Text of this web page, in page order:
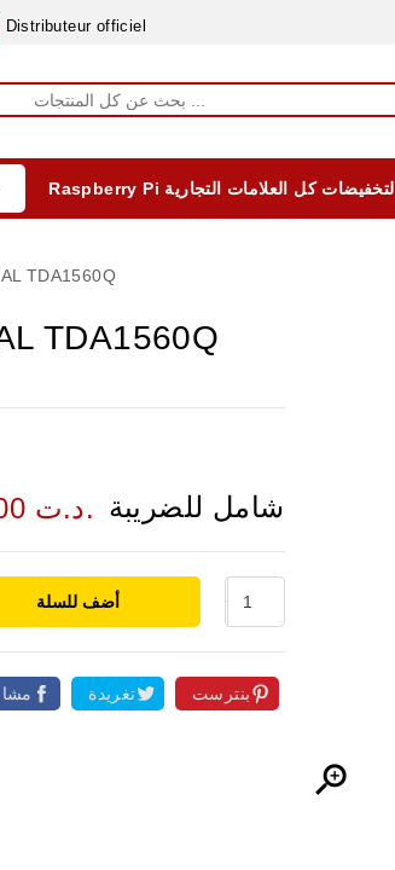
Distributeur officiel
Raspberry Pi كل العلامات التجارية التخفيضات
TDA1560Q

TDA1560Q
33.000 د.ت. شامل للضريبة
أضف للسلة
تغريدة بنترست